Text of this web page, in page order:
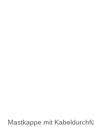
Mastkappe mit